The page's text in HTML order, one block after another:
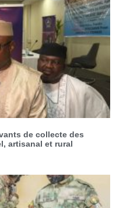
de collecte des
artisanal et rural